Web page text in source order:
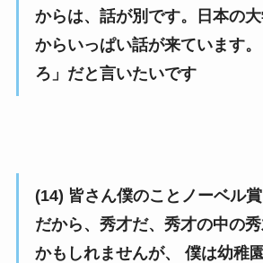
からは、話が別です。日本の
からいっぱい話が来ています
ろ」だと言いたいです
(14) 皆さん僕のことノーベル
だから、秀才だ、秀才の中の
かもしれませんが、 僕は幼稚